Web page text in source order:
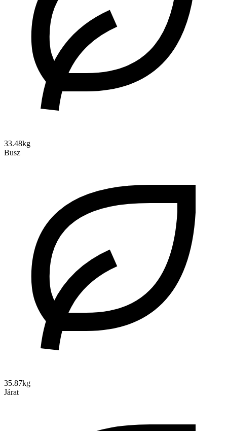
33.48kg
Busz
35.87kg
Járat